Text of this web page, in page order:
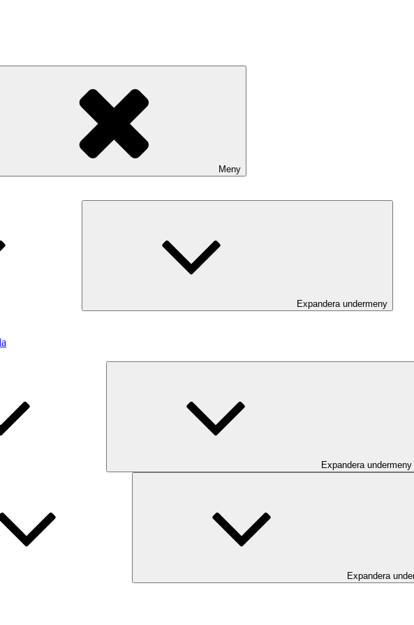
Meny
Expandera undermeny
Expandera undermeny
Expandera